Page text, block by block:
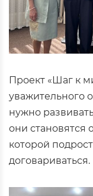
Проект «Шаг к
уважительного
нужно
они становятся
которой
договариваться.